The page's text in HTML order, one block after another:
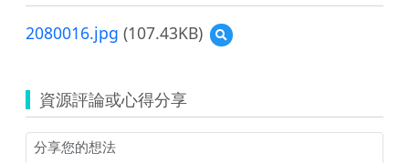
2080016.jpg (107.43KB)
預
覽
資源評論或心得分享